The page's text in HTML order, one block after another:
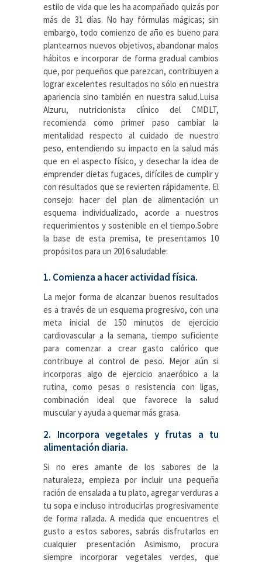
estilo de vida que les ha acompañado quizás por
más de 31 días. No hay fórmulas mágicas; sin
embargo, todo comienzo de año es bueno para
plantearnos nuevos objetivos, abandonar malos
hábitos e incorporar de forma gradual cambios
que, por pequeños que parezcan, contribuyen a
lograr excelentes resultados no sólo en nuestra
apariencia sino también en nuestra salud.Luisa
Alzuru, nutricionista clínico del CMDLT,
recomienda como primer paso cambiar la
mentalidad respecto al cuidado de nuestro
peso, entendiendo su impacto en la salud más
que en el aspecto físico, y desechar la idea de
emprender dietas fugaces, difíciles de cumplir y
con resultados que se revierten rápidamente. El
consejo: hacer del plan de alimentación un
esquema individualizado, acorde a nuestros
requerimientos y sostenible en el tiempo.Sobre
la base de esta premisa, te presentamos 10
propósitos para un 2016 saludable:
1. Comienza a hacer actividad física.
La mejor forma de alcanzar buenos resultados
es a través de un esquema progresivo, con una
meta inicial de 150 minutos de ejercicio
cardiovascular a la semana, tiempo suficiente
para comenzar a crear gasto calórico que
contribuye al control de peso. Mejor aún si
incorporas algo de ejercicio anaeróbico a la
rutina, como pesas o resistencia con ligas,
combinación ideal que favorece la salud
muscular y ayuda a quemar más grasa.
2. Incorpora vegetales y frutas a tu
alimentación diaria.
Si no eres amante de los sabores de la
naturaleza, empieza por incluir una pequeña
ración de ensalada a tu plato, agregar verduras a
tu sopa e incluso introducirlas progresivamente
de forma rallada. A medida que encuentres el
gusto a estos sabores, sabrás disfrutarlos en
cualquier presentación Asimismo, procura
siempre incorporar vegetales verdes, que